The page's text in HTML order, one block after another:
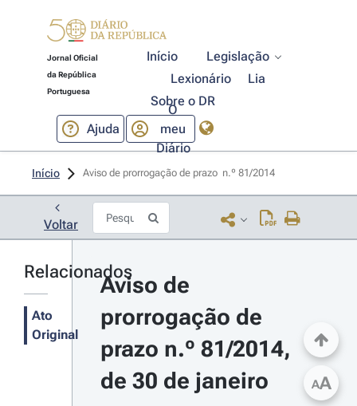
Jornal Oficial
da República
Portuguesa
Início
Legislação
Lexionário
Lia
Sobre o DR
Ajuda
O
meu
Diário
Início Aviso de prorrogação de prazo  n.º 81/2014
Voltar
Relacionados
Ato
Original
Aviso de
prorrogação de
prazo n.º 81/2014,
de 30 de janeiro
AA